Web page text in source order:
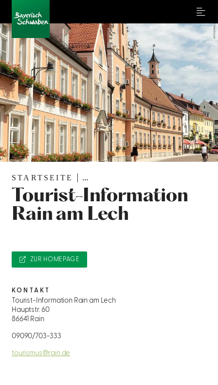
Menu
STARTSEITE ...
Tourist-Information
Rain am Lech
ZUR HOMEPAGE
KONTAKT
Tourist-Information Rain am Lech
Hauptstr. 60
86641 Rain
09090/703-333
tourismus@rain.de